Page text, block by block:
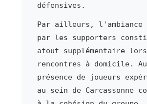
défensives.
Par ailleurs, l'ambiance
par les supporters
atout supplémentaire
rencontres à domicile.
présence de joueurs
au sein de Carcassonne